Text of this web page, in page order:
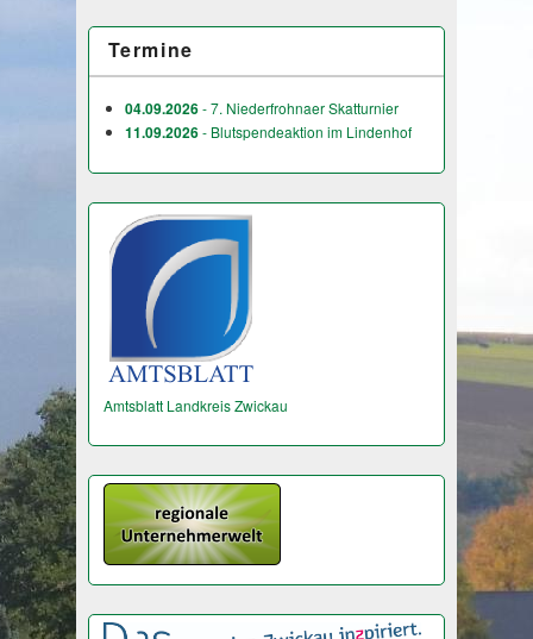
Termine
04.09.2026- 7. Niederfrohnaer Skatturnier
11.09.2026- Blutspendeaktion im Lindenhof
Amtsblatt Landkreis Zwickau